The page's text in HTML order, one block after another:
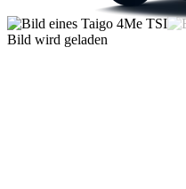
Bild wird geladen